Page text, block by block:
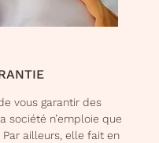
vous garantir des
société n’emploie que
ailleurs, elle fait en